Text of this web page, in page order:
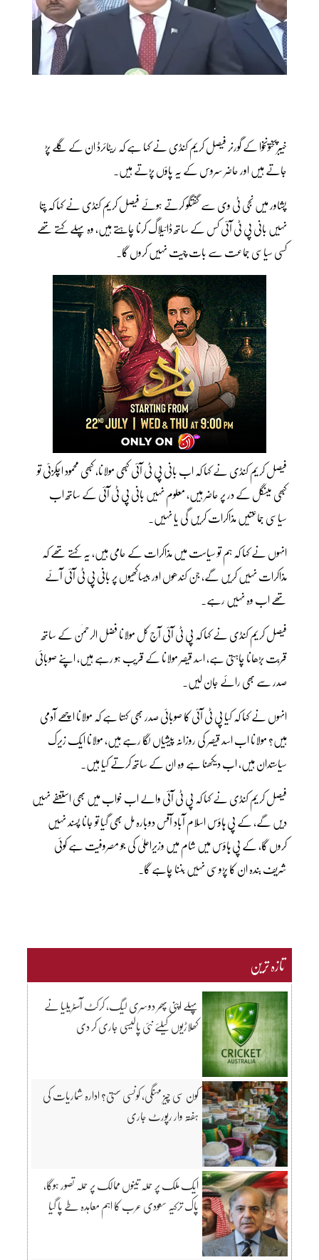
خیبرپختونخوا کے گورنر فیصل کریم کنڈی نے کہا ہے کہ ریٹائرڈ ان کے گلے پڑ
جاتے ہیں اور حاضر سروس کے یہ پاؤں پڑتے ہیں۔
پشاور میں نجی ٹی وی سے گفتگو کرتے ہوئے فیصل کریم کنڈی نے کہا کہ پتا
نہیں بانی پی ٹی آئی کس کے ساتھ ڈائیلاگ کرنا چاہتے ہیں، وہ پہلے کہتے تھے
کسی سیاسی جماعت سے بات چیت نہیں کروں گا۔
فیصل کریم کنڈی نے کہا کہ اب بانی پی ٹی آئی کبھی مولانا، کبھی محمود اچکزئی تو
کبھی مینگل کے در پر حاضر ہیں، معلوم نہیں بانی پی ٹی آئی کے ساتھ اب
سیاسی جماعتیں مذاکرات کریں گی یا نہیں۔
انہوں نے کہا کہ ہم تو سیاست میں مذاکرات کے حامی ہیں، یہ کہتے تھے کہ
مذاکرات نہیں کریں گے، جن کندھوں اور بیساکھیوں پر بانی پی ٹی آئی آئے
تھے اب وہ نہیں رہے۔
فیصل کریم کنڈی نے کہا کہ پی ٹی آئی آج کل مولانا فضل الرحمٰن کے ساتھ
قربت بڑھانا چاہتی ہے، اسد قیصر مولانا کے قریب ہو رہے ہیں، اپنے صوبائی
صدر سے بھی رائے جان لیں۔
انہوں نے کہا کہ کیا پی ٹی آئی کا صوبائی صدر بھی کہتا ہے کہ مولانا اچھے آدمی
ہیں؟ مولانا اب اسد قیصر کی روزانہ پیشیاں لگا رہے ہیں، مولانا ایک زیرک
سیاستدان ہیں، اب دیکھنا ہے وہ ان کے ساتھ کرتے کیا ہیں۔
فیصل کریم کنڈی نے کہا کہ پی ٹی آئی والے اب خواب میں بھی استعفے نہیں
دیں گے، کے پی ہاؤس اسلام آباد آفس دوبارہ مل بھی گیا تو جانا پسند نہیں
کروں گا، کے پی ہاؤس میں شام میں وزیراعلیٰ کی جو مصروفیت ہے کوئی
شریف بندہ ان کا پڑوسی نہیں بننا چاہے گا۔
تازہ ترین
پہلے اپنی پھر دوسری لیگ، کرکٹ آسٹریلیا نے
کھلاڑیوں کیلئے نئی پالیسی جاری کر دی
کون سی چیز مہنگی، کونسی سستی؟ ادارہ شماریات کی
ہفتہ وار رپورٹ جاری
ایک ملک پر حملہ تینوں ممالک پر حملہ تصور ہوگا،
پاک ترکیہ سعودی عرب کا اہم معاہدہ طے پا گیا